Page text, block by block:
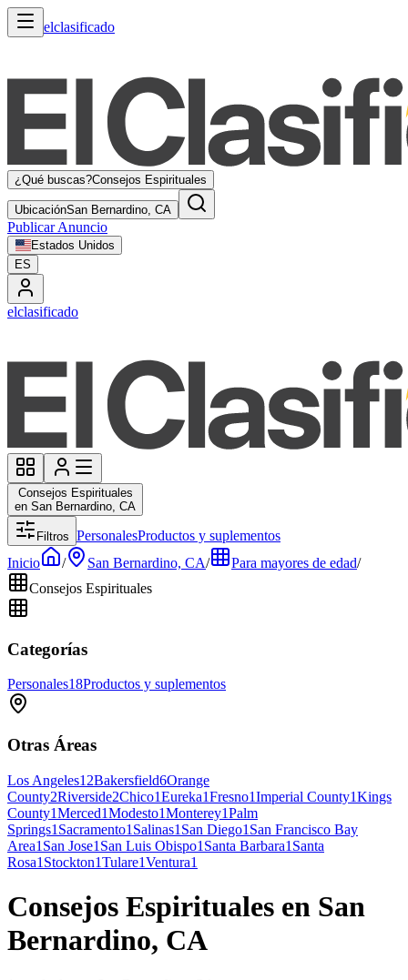
elclasificado
¿Qué buscas?Consejos Espirituales
UbicaciónSan Bernardino, CA
Publicar Anuncio
Estados Unidos
ES
elclasificado
Consejos Espirituales
en San Bernardino, CA
Filtros PersonalesProductos y suplementos
Inicio
/ San Bernardino, CA/ Para mayores de edad/
Consejos Espirituales
Categorías
Personales18Productos y suplementos
Otras Áreas
Los Angeles12Bakersfield6Orange
County2Riverside2Chico1Eureka1Fresno1Imperial County1Kings
County1Merced1Modesto1Monterey1Palm
Springs1 Sacramento1 Salinas1 San Diego1 San Francisco Bay
Area1 San Jose1 San Luis Obispo1 Santa Barbara1 Santa
Rosa1 Stockton1Tulare1Ventura1
Consejos Espirituales en San
Bernardino, CA